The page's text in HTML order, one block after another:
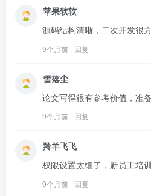
苹果软软
源码结构清晰，二次开发很
9个月前 回复
雪落尘
论文写得很有参考价值，准
9个月前 回复
羚羊飞飞
权限设置太细了，新员工培
9个月前 回复